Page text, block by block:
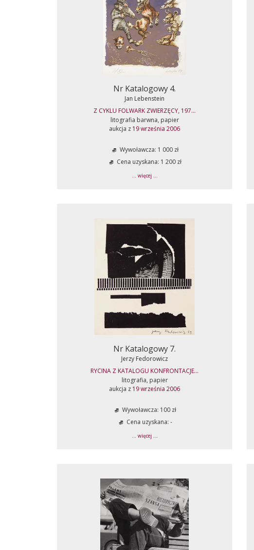
Nr Katalogowy 4.
Jan Lebenstein
Z CYKLU FOLWARK ZWIERZĘCY, 197...
litografia barwna, papier
aukcja z 19 września 2006
Wywoławcza: 1 000 zł
Cena uzyskana: 1 200 zł
... więcej ...
Nr Katalogowy 7.
Jerzy Fedorowicz
RYCINA Z KATALOGU KONFRONTACJE...
litografia, papier
aukcja z 19 września 2006
Wywoławcza: 100 zł
Cena uzyskana: -
... więcej ...